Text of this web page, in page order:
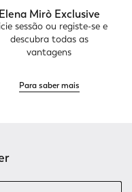
Elena Mirò Exclusive
sessão ou registe-se e
descubra todas as
vantagens
Para saber mais